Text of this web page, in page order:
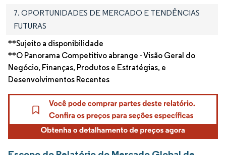
7. OPORTUNIDADES DE MERCADO E TENDÊNCIAS
FUTURAS
**Sujeito a disponibilidade
**O Panorama Competitivo abrange - Visão Geral do
Negócio, Finanças, Produtos e Estratégias, e
Desenvolvimentos Recentes